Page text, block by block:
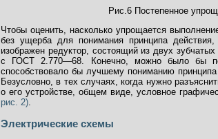
Рис.6 Постепенное
Чтобы оценить, насколько упрощается
без ущерба для понимания принципа
изображен редуктор, состоящий из двух
с ГОСТ 2.770—68. Конечно, можно было бы
способствовало бы лучшему пониманию
Безусловно, в тех случаях, когда нужно
о его устройстве, общем виде, условное
рис. 2)
Электрические схемы